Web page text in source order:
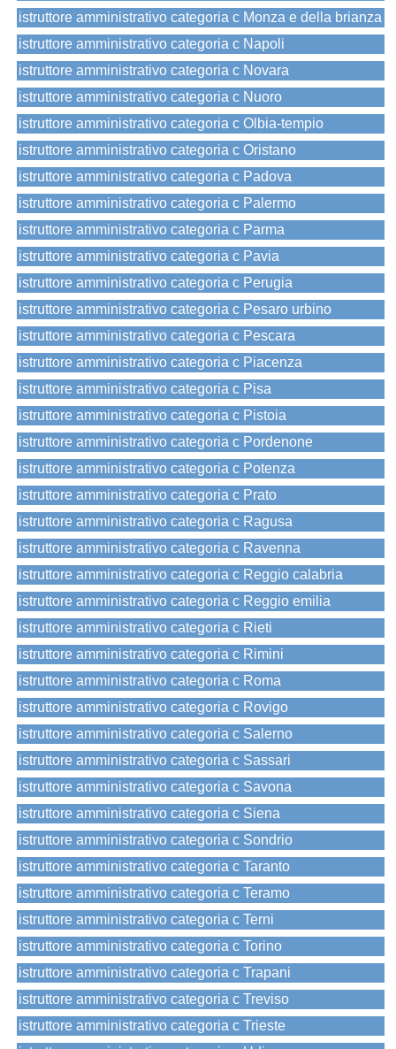
istruttore amministrativo categoria c Monza e della brianza
istruttore amministrativo categoria c Napoli
istruttore amministrativo categoria c Novara
istruttore amministrativo categoria c Nuoro
istruttore amministrativo categoria c Olbia-tempio
istruttore amministrativo categoria c Oristano
istruttore amministrativo categoria c Padova
istruttore amministrativo categoria c Palermo
istruttore amministrativo categoria c Parma
istruttore amministrativo categoria c Pavia
istruttore amministrativo categoria c Perugia
istruttore amministrativo categoria c Pesaro urbino
istruttore amministrativo categoria c Pescara
istruttore amministrativo categoria c Piacenza
istruttore amministrativo categoria c Pisa
istruttore amministrativo categoria c Pistoia
istruttore amministrativo categoria c Pordenone
istruttore amministrativo categoria c Potenza
istruttore amministrativo categoria c Prato
istruttore amministrativo categoria c Ragusa
istruttore amministrativo categoria c Ravenna
istruttore amministrativo categoria c Reggio calabria
istruttore amministrativo categoria c Reggio emilia
istruttore amministrativo categoria c Rieti
istruttore amministrativo categoria c Rimini
istruttore amministrativo categoria c Roma
istruttore amministrativo categoria c Rovigo
istruttore amministrativo categoria c Salerno
istruttore amministrativo categoria c Sassari
istruttore amministrativo categoria c Savona
istruttore amministrativo categoria c Siena
istruttore amministrativo categoria c Sondrio
istruttore amministrativo categoria c Taranto
istruttore amministrativo categoria c Teramo
istruttore amministrativo categoria c Terni
istruttore amministrativo categoria c Torino
istruttore amministrativo categoria c Trapani
istruttore amministrativo categoria c Treviso
istruttore amministrativo categoria c Trieste